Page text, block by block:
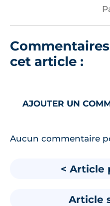
cet article :
AJOUTER UN
Aucun commentaire
< Article
Article